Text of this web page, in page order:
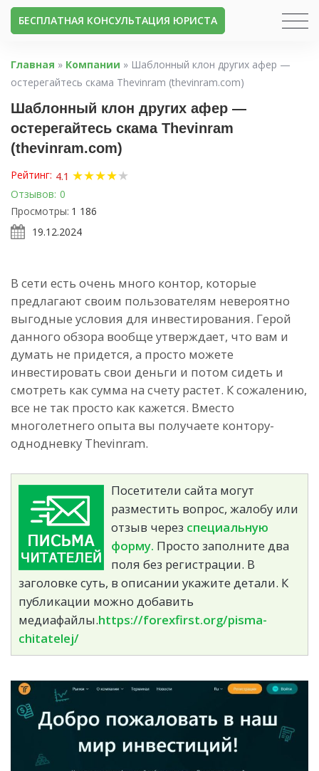
БЕСПЛАТНАЯ КОНСУЛЬТАЦИЯ ЮРИСТА
Главная » Компании » Шаблонный клон других афер —
остерегайтесь скама Thevinram (thevinram.com)
Шаблонный клон других афер —
остерегайтесь скама Thevinram
(thevinram.com)
Рейтинг: 4.1 ★★★★★
Отзывов: 0
Просмотры: 1 186
19.12.2024
В сети есть очень много контор, которые
предлагают своим пользователям невероятно
выгодные условия для инвестирования. Герой
данного обзора вообще утверждает, что вам и
думать не придется, а просто можете
инвестировать свои деньги и потом сидеть и
смотреть как сумма на счету растет. К сожалению,
все не так просто как кажется. Вместо
многолетнего опыта вы получаете контору-
однодневку Thevinram.
Посетители сайта могут
разместить вопрос, жалобу или
отзыв через специальную
форму. Просто заполните два
поля без регистрации. В
заголовке суть, в описании укажите детали. К
публикации можно добавить
медиафайлы.https://forexfirst.org/pisma-
chitatelej/